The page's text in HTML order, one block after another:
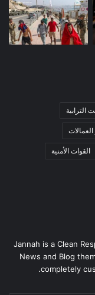
الترابية
القوات الأمنية
Jannah is a Clean
News and Blog
completely